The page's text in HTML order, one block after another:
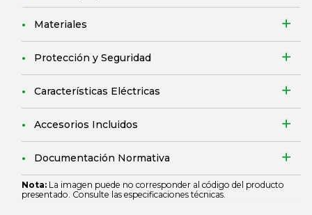
Materiales
Protección y Seguridad
Características Eléctricas
Accesorios Incluidos
Documentación Normativa
Nota: La imagen puede no corresponder al código del producto
presentado. Consulte las especificaciones técnicas.